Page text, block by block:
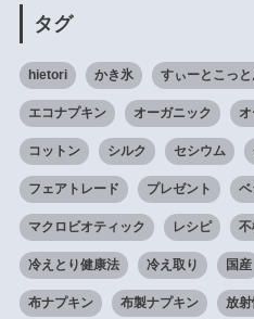
タグ
hietori かき氷 すぃーとこっ
エコナプキン オーガニック
コットン シルク セシウム
フェアトレード プレゼント
マクロビオティック レシピ 不
冷えとり健康法 冷え取り 国産
布ナプキン 布製ナプキン 放